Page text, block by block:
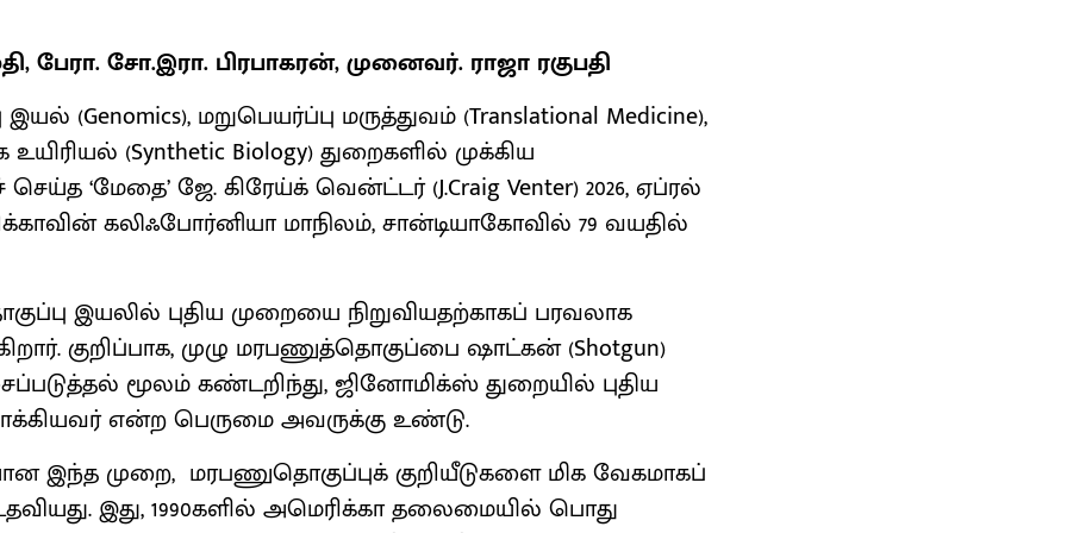
பேரா. சோ.இரா. பிரபாகரன், முனைவர். ராஜா ரகுபதி
(Genomics), மறுபெயர்ப்பு மருத்துவம் (Translational Medicine),
(Synthetic Biology) துறைகளில் முக்கிய
‘மேதை’ ஜே. கிரேய்க் வென்ட்டர் (J.Craig Venter) 2026, ஏப்ரல்
கலிஃபோர்னியா மாநிலம், சான்டியாகோவில் 79 வயதில்
இயலில் புதிய முறையை நிறுவியதற்காகப் பரவலாக
குறிப்பாக, முழு மரபணுத்தொகுப்பை ஷாட்கன் (Shotgun)
மூலம் கண்டறிந்து, ஜினோமிக்ஸ் துறையில் புதிய
என்ற பெருமை அவருக்கு உண்டு.
இந்த முறை, மரபணுதொகுப்புக் குறியீடுகளை மிக வேகமாகப்
இது, 1990களில் அமெரிக்கா தலைமையில் பொது